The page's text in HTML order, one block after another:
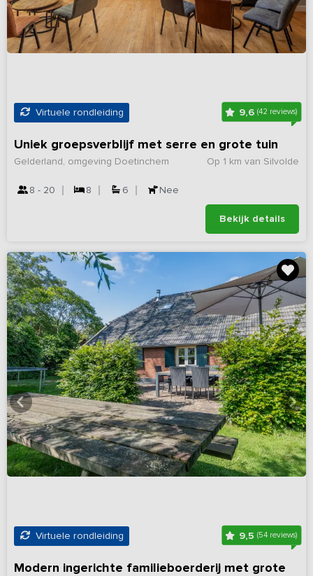
Virtuele rondleiding 9,6(42 reviews)
Uniek groepsverblijf met serre en grote tuin
Op 1 km van Silvolde
Gelderland, omgeving Doetinchem
8 - 20 8 6 Nee
Bekijk details
Virtuele rondleiding 9,5(54 reviews)
Modern ingerichte familieboerderij met grote